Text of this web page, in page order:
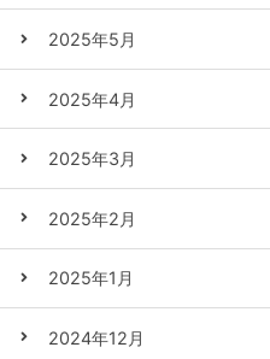
2025年5月
2025年4月
2025年3月
2025年2月
2025年1月
2024年12月